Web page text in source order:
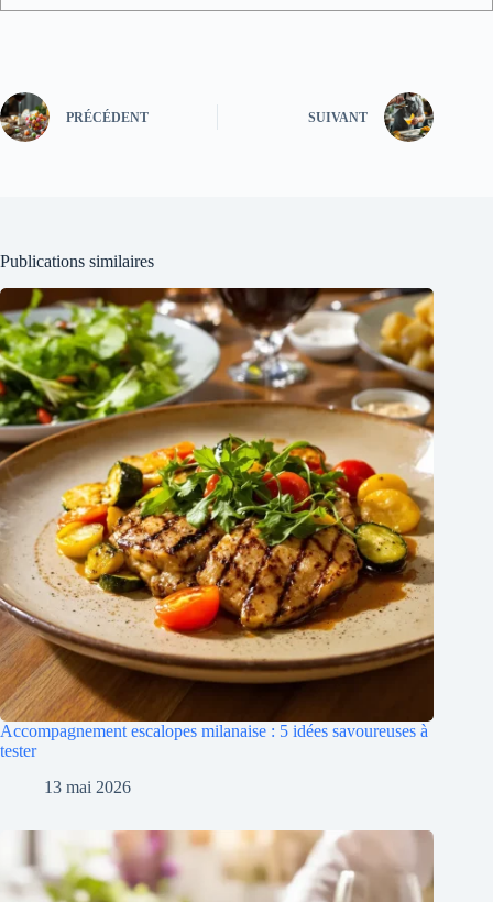
PRÉCÉDENT SUIVANT
Publications similaires
Accompagnement escalopes milanaise : 5 idées savoureuses à
tester
13 mai 2026